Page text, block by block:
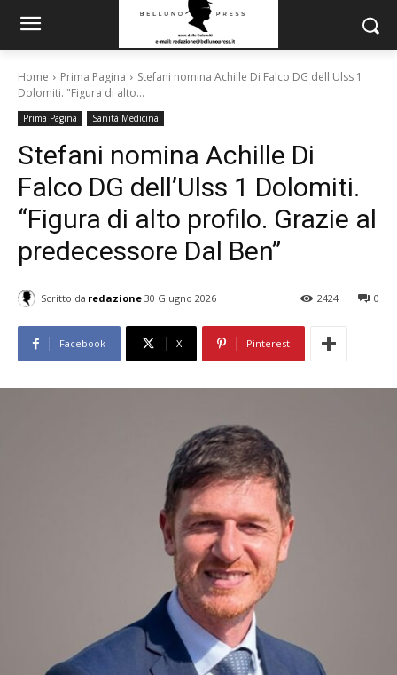
Home Prima Pagina
Stefani nomina Achille Di Falco DG dell'Ulss 1
Dolomiti. "Figura di alto...
Prima Pagina Sanità Medicina
Stefani nomina Achille Di
Falco DG dell’Ulss 1 Dolomiti.
“Figura di alto profilo. Grazie al
predecessore Dal Ben”
Scritto da redazione 30 Giugno 2026 0
2424
Facebook X Pinterest